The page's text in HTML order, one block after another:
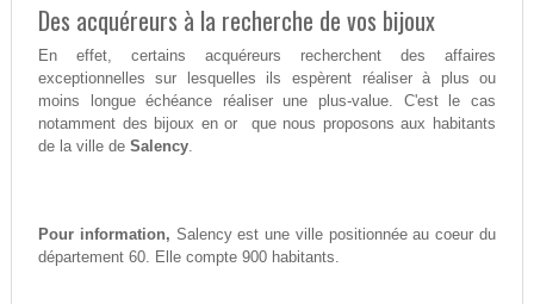
Des acquéreurs à la recherche de vos bijoux
En effet, certains acquéreurs recherchent des affaires
exceptionnelles sur lesquelles ils espèrent réaliser à plus ou
moins longue échéance réaliser une plus-value. C'est le cas
notamment des bijoux en or que nous proposons aux habitants
de la ville de Salency.
Pour information, Salency est une ville positionnée au coeur du
département 60. Elle compte 900 habitants.